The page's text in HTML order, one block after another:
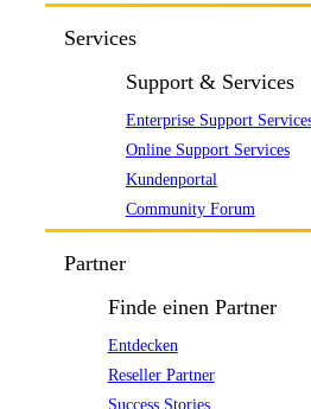
Services
Support & Services
Enterprise Support
Online Support Services
Kundenportal
Community Forum
Partner
Finde einen Partner
Entdecken
Reseller Partner
Success Stories